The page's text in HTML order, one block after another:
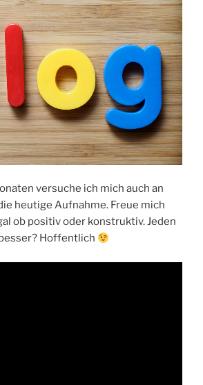
versuche ich mich auch an
heutige Aufnahme. Freue mich
ob positiv oder konstruktiv. Jeden
Hoffentlich